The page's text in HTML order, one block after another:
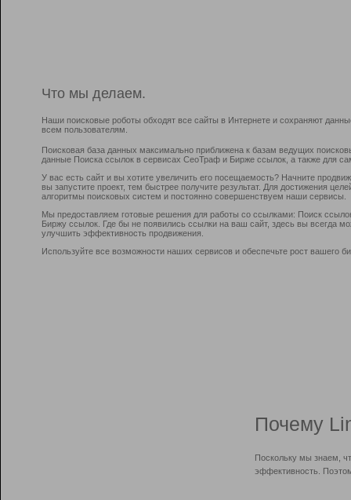
Что мы делаем.
Наши поисковые роботы обходят все сайты в Интернете и сохраняют
всем пользователям.
Поисковая база данных максимально приближена к базам ведущих
данные Поиска ссылок в сервисах СеоТраф и Бирже ссылок, а также для
У вас есть сайт и вы хотите увеличить его посещаемость? Начните
вы запустите проект, тем быстрее получите результат. Для достижения
алгоритмы поисковых систем и постоянно совершенствуем наши сервисы.
Мы предоставляем готовые решения для работы со ссылками: Поиск
Биржу ссылок. Где бы не появились ссылки на ваш сайт, здесь вы всегда
улучшить эффективность продвижения.
Используйте все возможности наших сервисов и обеспечьте рост вашего
Почему
Поскольку мы знаем,
эффективность.